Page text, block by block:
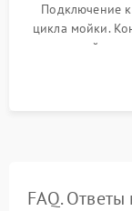
Подключение
цикла мойки.
до нужной
штатного
FAQ.